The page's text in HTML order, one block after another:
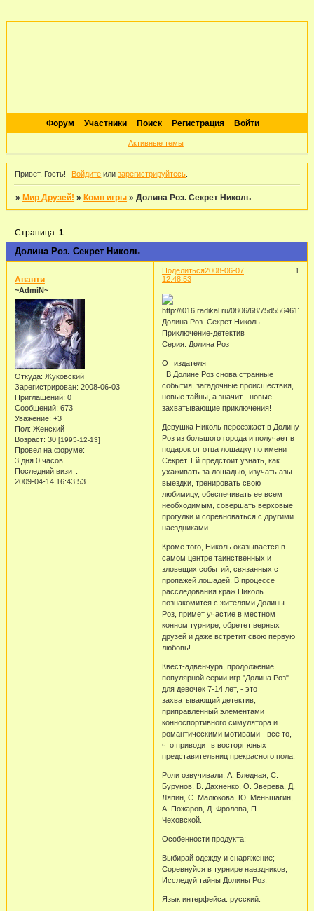
Форум Участники Поиск Регистрация Войти
Активные темы
Привет, Гость! Войдите илизарегистрируйтесь
»Мир Друзей! »Комп игры »Долина Роз. Секрет Николь
Долина Роз. Секрет Николь
Страница:1
Поделиться 1
2008-06-07
12:48:53
Аванти
~AdmiN~
Откуда: Жуковский
Зарегистрирован: 2008-06-03
Приглашений: 0
Сообщений: 673
Уважение: +3
Пол: Женский
Возраст: 30 [1995-12-13]
Провел на форуме:
3 дня 0 часов
Последний визит:
2009-04-14 16:43:53
Долина Роз. Секрет Николь
Приключение-детектив
Серия: Долина Роз
От издателя
В Долине Роз снова странные
события, загадочные происшествия,
новые тайны, а значит - новые
захватывающие приключения!
Девушка Николь переезжает в Долину
Роз из большого города и получает в
подарок от отца лошадку по имени
Секрет. Ей предстоит узнать, как
ухаживать за лошадью, изучать азы
выездки, тренировать свою
любимицу, обеспечивать ее всем
необходимым, совершать верховые
прогулки и соревноваться с другими
наездниками.
Кроме того, Николь оказывается в
самом центре таинственных и
зловещих событий, связанных с
пропажей лошадей. В процессе
расследования краж Николь
познакомится с жителями Долины
Роз, примет участие в местном
конном турнире, обретет верных
друзей и даже встретит свою первую
любовь!
Квест-адвенчура, продолжение
популярной серии игр "Долина Роз"
для девочек 7-14 лет, - это
захватывающий детектив,
приправленный элементами
конноспортивного симулятора и
романтическими мотивами - все то,
что приводит в восторг юных
представительниц прекрасного пола.
Роли озвучивали: А. Бледная, С.
Бурунов, В. Дахненко, О. Зверева, Д.
Ляпин, С. Малюкова, Ю. Меньшагин,
А. Пожаров, Д. Фролова, П.
Чеховской.
Особенности продукта:
Выбирай одежду и снаряжение;
Соревнуйся в турнире наездников;
Исследуй тайны Долины Роз.
Язык интерфейса: русский.